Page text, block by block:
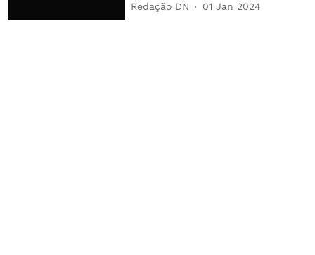
Redação DN 01 Jan 2024